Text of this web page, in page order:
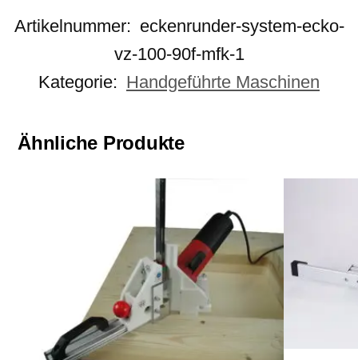
Artikelnummer: eckenrunder-system-ecko-
vz-100-90f-mfk-1
Kategorie: Handgeführte Maschinen
Ähnliche Produkte